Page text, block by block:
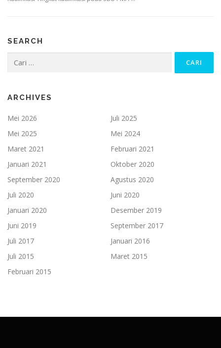
SEARCH
untuk:
ARCHIVES
Mei 2026
Juli 2025
Mei 2025
Mei 2024
Maret 2021
Februari 2021
Januari 2021
Oktober 2020
September 2020
Agustus 2020
Juli 2020
Juni 2020
Januari 2020
Desember 2019
Juni 2019
September 2017
Juli 2017
Januari 2016
Juli 2015
Maret 2015
Februari 2015